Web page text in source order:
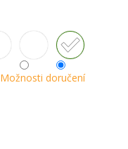
Možnosti doručení